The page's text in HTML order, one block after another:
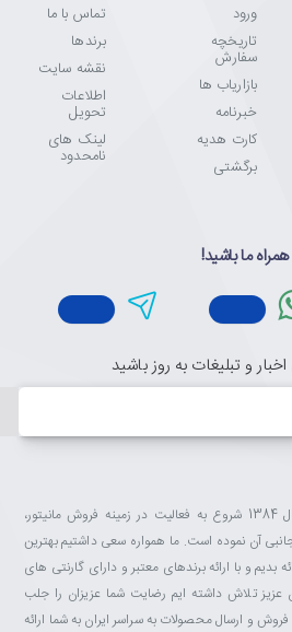
ورود
تاریخچه
سفارش
بازاریاب ها
خبرنامه
کارت هدیه
برگشتی
تماس با ما
برندها
نقشه سایت
اطلاعات
تحویل
لینک های
نامحدود
همراه ما باشید!
و تبلیغات به روز باشید
فروشگاه اینترنتی تکتازشاپ از سال 1384 شروع به فعالیت در زمینه فروش مانیتور،
جانبی آن نموده است. ما همواره سعی داشتیم بهترین
بدیم و با ارائه برندهای معتبر و دارای گارنتی های
تلاش داشته ایم رضایت شما عزیزان را جلب
و ارسال محصولات به سراسر ایران به شما ارائه